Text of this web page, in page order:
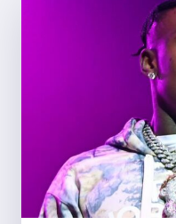
DE
&
THE
PIT
OF
LE